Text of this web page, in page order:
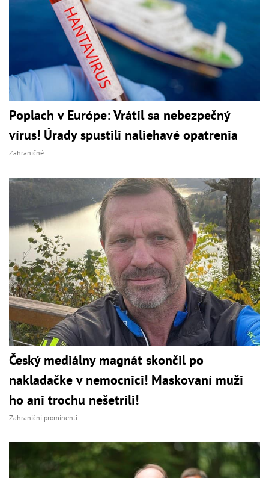
Poplach v Európe: Vrátil sa nebezpečný
vírus! Úrady spustili naliehavé opatrenia
Zahraničné
Český mediálny magnát skončil po
nakladačke v nemocnici! Maskovaní muži
ho ani trochu nešetrili!
Zahraniční prominenti